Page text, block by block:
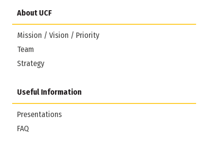
About UCF
Mission / Vision / Priority
Team
Strategy
Useful Information
Presentations
FAQ